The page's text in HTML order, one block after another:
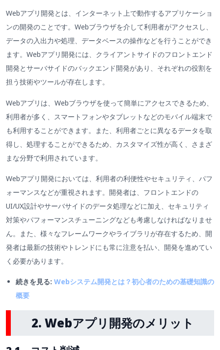
Webアプリ開発とは、インターネット上で動作するアプリケーショ
ンの開発のことです。Webブラウザを介して利用者がアクセスし、
データの入出力や処理、データベースの操作などを行うことができ
ます。Webアプリ開発には、クライアントサイドのフロントエンド
開発とサーバサイドのバックエンド開発があり、それぞれの役割を
担う技術やツールが存在します。
Webアプリは、Webブラウザを使って簡単にアクセスできるため、
利用者が多く、スマートフォンやタブレットなどのモバイル端末で
も利用することができます。また、利用者ごとに異なるデータを取
得し、処理することができるため、カスタマイズ性が高く、さまざ
まな分野で利用されています。
Webアプリ開発においては、利用者の利便性やセキュリティ、パフ
ォーマンスなどが重視されます。開発者は、フロントエンドの
UI/UX設計やサーバサイドのデータ処理などに加え、セキュリティ
対策やパフォーマンスチューニングなども考慮しなければなりませ
ん。また、様々なフレームワークやライブラリが存在するため、開
発者は最新の技術やトレンドにも常に注意を払い、開発を進めてい
く必要があります。
続きを見る: Webシステム開発とは？初心者のための基礎知識の
概要
2. Webアプリ開発のメリット